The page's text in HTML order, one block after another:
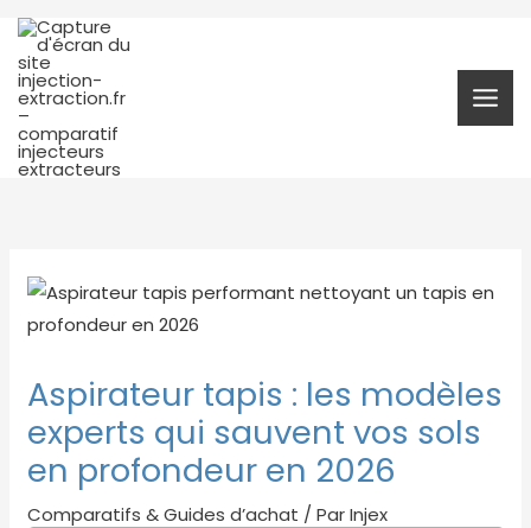
Aller
contenu
Aspirateur tapis : les modèles
experts qui sauvent vos sols
en profondeur en 2026
Comparatifs & Guides d’achat / ParInjex